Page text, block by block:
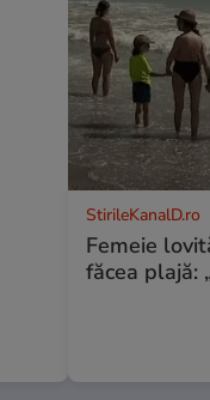
StirileKanalD.ro
Femeie
făcea plajă: